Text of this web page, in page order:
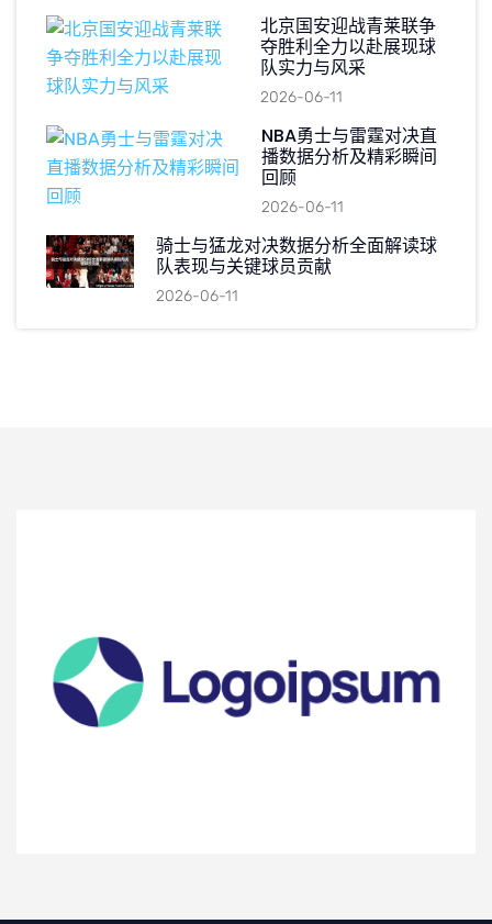
北京国安迎战青莱联争
夺胜利全力以赴展现球
队实力与风采
2026-06-11
NBA勇士与雷霆对决直
播数据分析及精彩瞬间
回顾
2026-06-11
骑士与猛龙对决数据分析全面解读球
队表现与关键球员贡献
2026-06-11